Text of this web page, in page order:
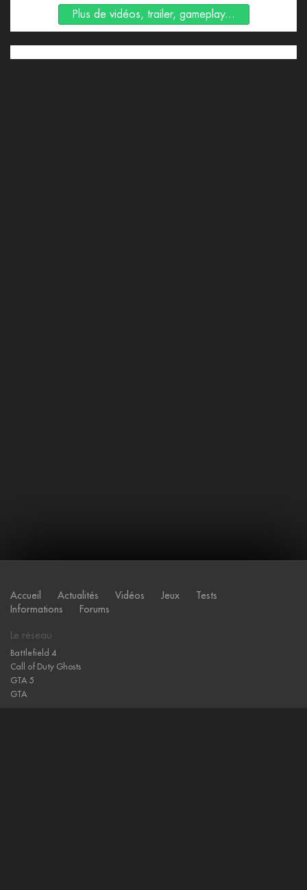
Plus de vidéos, trailer, gameplay...
Accueil Actualités Vidéos Jeux
Tests
Informations
Forums
Le réseau
Battlefield 4
Call of Duty Ghosts
GTA 5
GTA